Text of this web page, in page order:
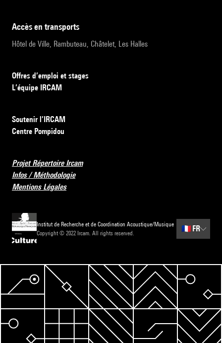
accès en transports
Hôtel de Ville, Rambuteau, Châtelet, Les Halles
Offres d’emploi et stages
L’équipe IRCAM
Soutenir l’IRCAM
Centre Pompidou
Projet Répertoire Ircam
Infos / Méthodologie
Mentions Légales
Institut de Recherche et de Coordination Acoustique/Musique
Copyright © 2022 Ircam. All rights reserved.
🇫🇷 FR